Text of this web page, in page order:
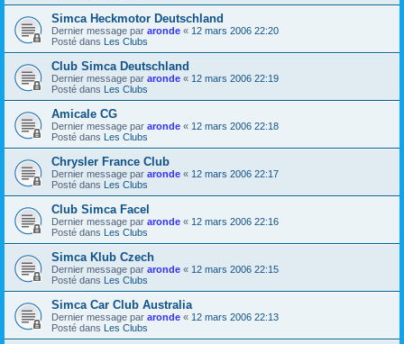
Simca Heckmotor Deutschland
Dernier message par aronde « 12 mars 2006 22:20
Posté dans Les Clubs
Club Simca Deutschland
Dernier message par aronde « 12 mars 2006 22:19
Posté dans Les Clubs
Amicale CG
Dernier message par aronde « 12 mars 2006 22:18
Posté dans Les Clubs
Chrysler France Club
Dernier message par aronde « 12 mars 2006 22:17
Posté dans Les Clubs
Club Simca Facel
Dernier message par aronde « 12 mars 2006 22:16
Posté dans Les Clubs
Simca Klub Czech
Dernier message par aronde « 12 mars 2006 22:15
Posté dans Les Clubs
Simca Car Club Australia
Dernier message par aronde « 12 mars 2006 22:13
Posté dans Les Clubs